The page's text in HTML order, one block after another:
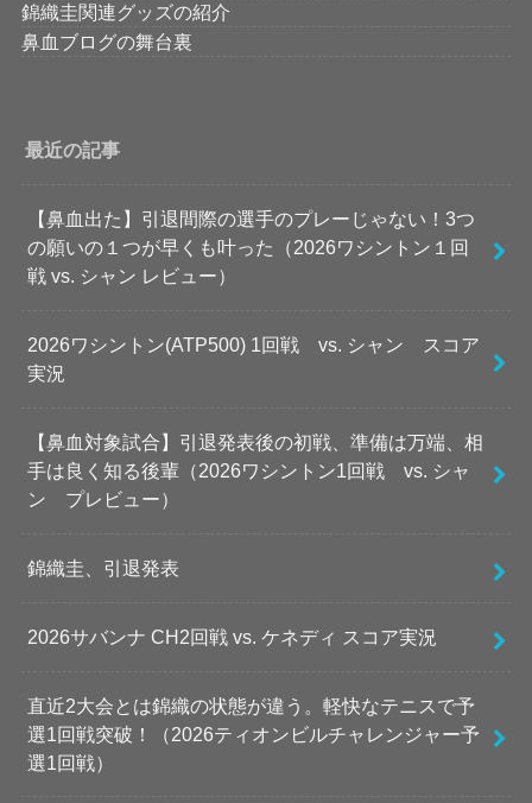
錦織圭関連グッズの紹介
鼻血ブログの舞台裏
最近の記事
【鼻血出た】引退間際の選手のプレーじゃない！3つ
の願いの１つが早くも叶った（2026ワシントン１回
戦 vs. シャン レビュー）
2026ワシントン(ATP500) 1回戦 vs. シャン スコア
実況
【鼻血対象試合】引退発表後の初戦、準備は万端、相
手は良く知る後輩（2026ワシントン1回戦 vs. シャ
ン プレビュー）
錦織圭、引退発表
2026サバンナ CH2回戦 vs. ケネディ スコア実況
直近2大会とは錦織の状態が違う。軽快なテニスで予
選1回戦突破！（2026ティオンビルチャレンジャー予
選1回戦）